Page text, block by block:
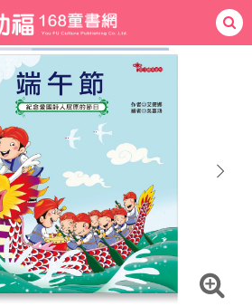
熱門：忍者兔ㄅㄆㄇ學習
手指按按拼圖練習本積木
3D立體書
4-6歲
next